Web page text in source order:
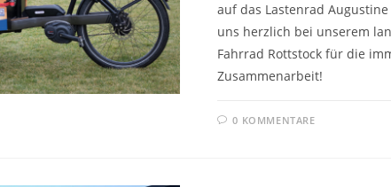
auf das Lastenrad
uns herzlich bei unserem
Fahrrad Rottstock für die
Zusammenarbeit!
0 KOMMENTARE